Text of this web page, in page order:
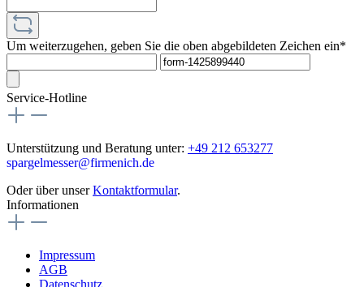
Um weiterzugehen, geben Sie die oben abgebildeten Zeichen ein*
Service-Hotline
Unterstützung und Beratung unter: +49 212 653277
spargelmesser@firmenich.de
Oder über unserKontaktformular.
Informationen
Impressum
AGB
Datenschutz